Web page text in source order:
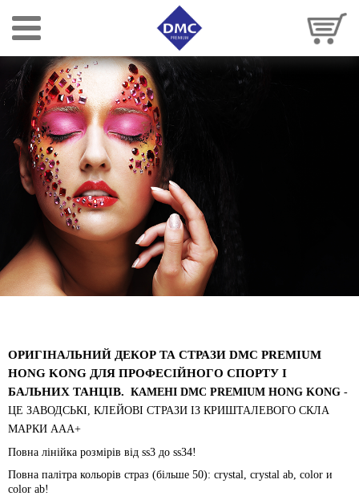
ОРИГІНАЛЬНИЙ ДЕКОР ТА СТРАЗИ DMC PREMIUM
HONG KONG ДЛЯ ПРОФЕСІЙНОГО СПОРТУ І
БАЛЬНИХ ТАНЦІВ. КАМЕНІ DMC PREMIUM HONG KONG -
ЦЕ ЗАВОДСЬКІ, КЛЕЙОВІ СТРАЗИ ІЗ КРИШТАЛЕВОГО СКЛА
МАРКИ ААА+
Повна лінійка розмірів від ss3 до ss34!
Повна палітра кольорів страз (більше 50): crystal, crystal ab, color и
color ab!